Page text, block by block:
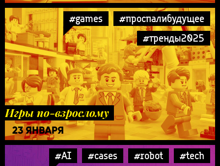
#games
#проспалибудущее
#тренды2025
Игры по-взрослому
23 ЯНВАРЯ
#AI #cases #robot #tech